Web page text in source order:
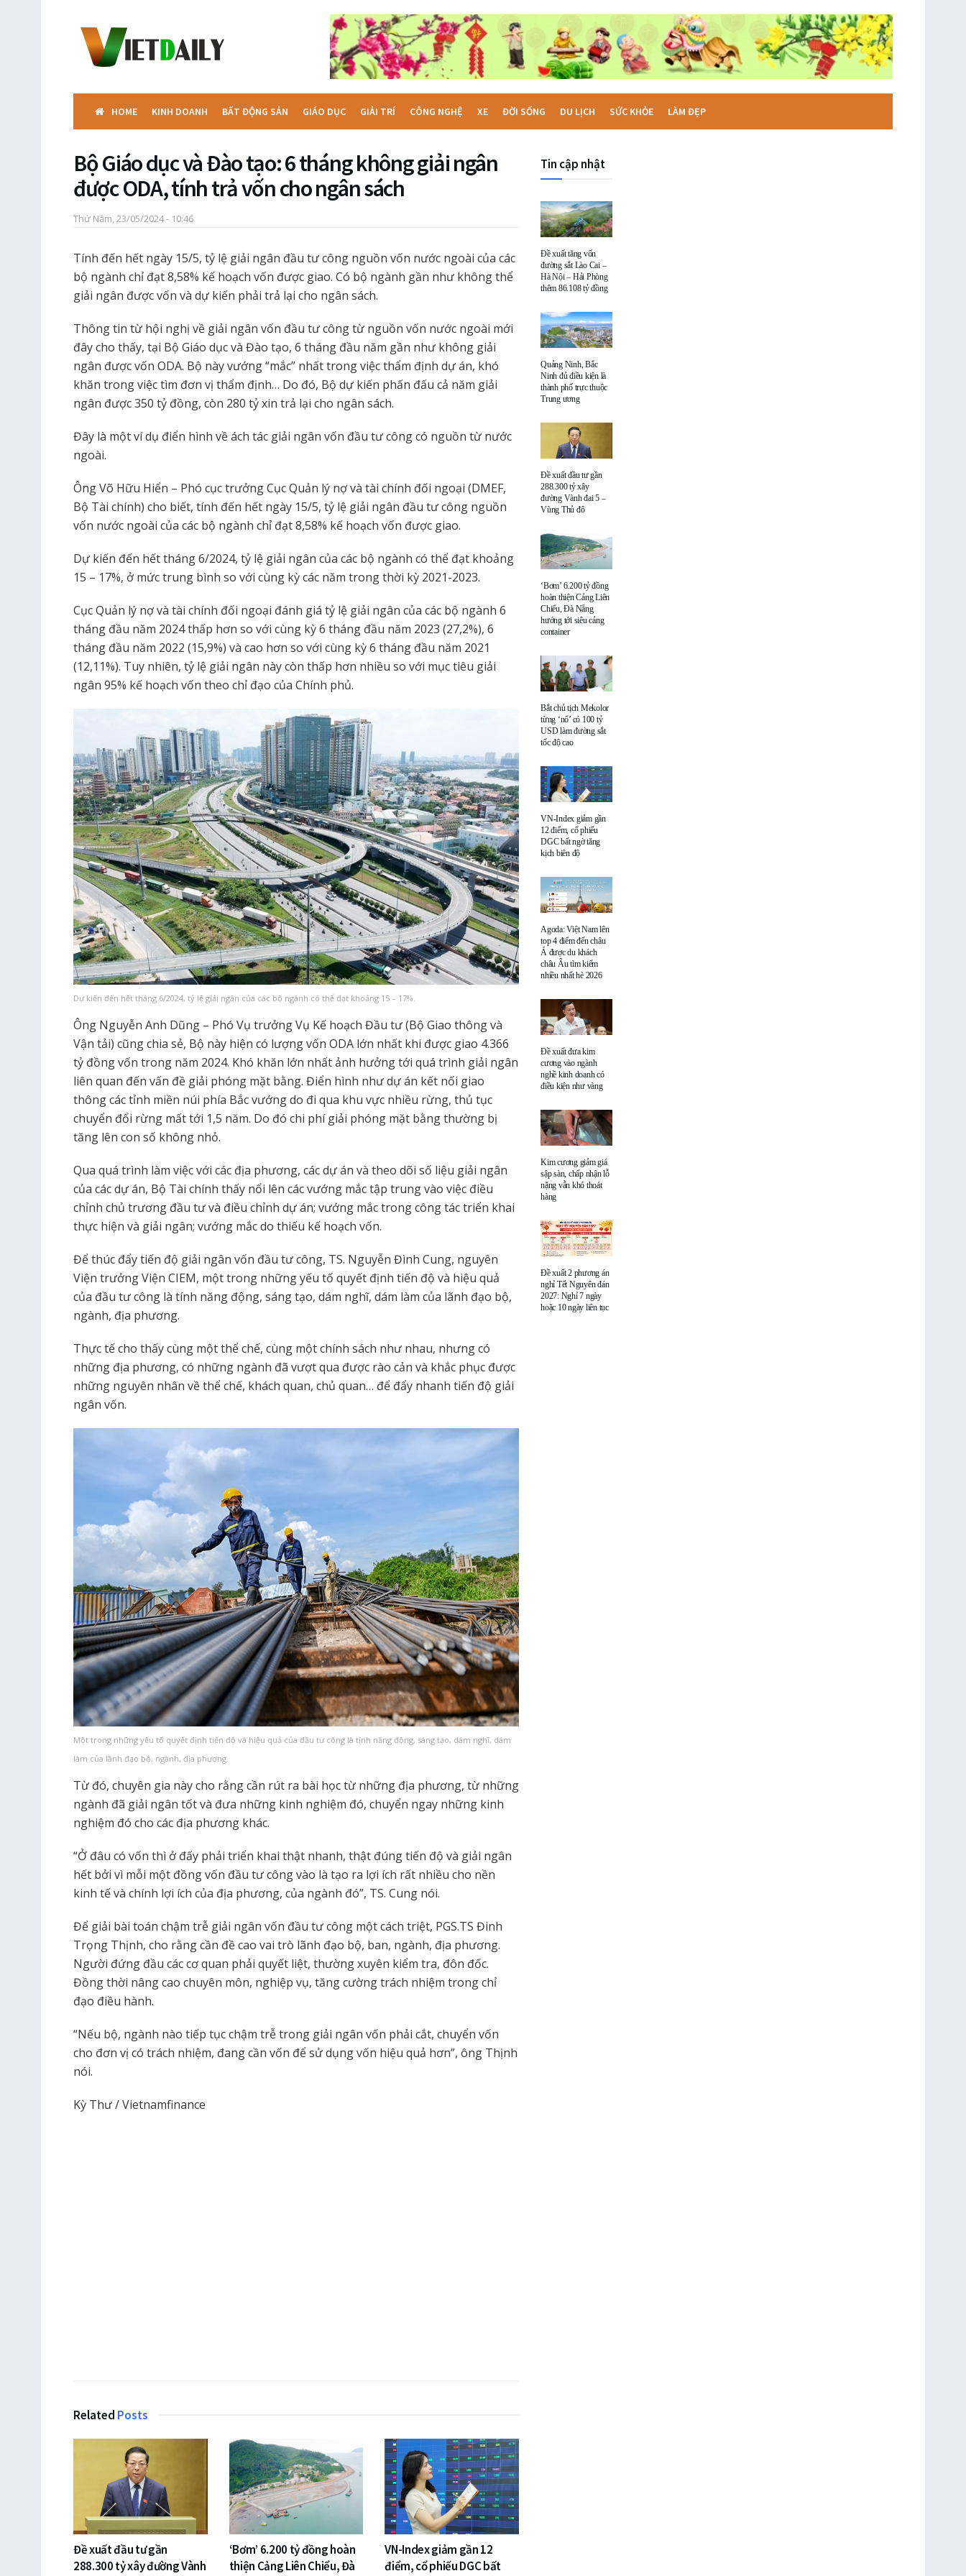
HOME KINH DOANH BẤT ĐỘNG SẢN GIÁO DỤC GIẢI TRÍ CÔNG NGHỆ XE ĐỜI SỐNG DU LỊCH SỨC KHỎE LÀM ĐẸP
Bộ Giáo dục và Đào tạo: 6 tháng không giải ngân
được ODA, tính trả vốn cho ngân sách
Thứ Năm, 23/05/2024 - 10:46
Tính đến hết ngày 15/5, tỷ lệ giải ngân đầu tư công nguồn vốn nước ngoài của các
bộ ngành chỉ đạt 8,58% kế hoạch vốn được giao. Có bộ ngành gần như không thể
giải ngân được vốn và dự kiến phải trả lại cho ngân sách.
Thông tin từ hội nghị về giải ngân vốn đầu tư công từ nguồn vốn nước ngoài mới
đây cho thấy, tại Bộ Giáo dục và Đào tạo, 6 tháng đầu năm gần như không giải
ngân được vốn ODA. Bộ này vướng “mắc” nhất trong việc thẩm định dự án, khó
khăn trong việc tìm đơn vị thẩm định… Do đó, Bộ dự kiến phấn đấu cả năm giải
ngân được 350 tỷ đồng, còn 280 tỷ xin trả lại cho ngân sách.
Đây là một ví dụ điển hình về ách tác giải ngân vốn đầu tư công có nguồn từ nước
ngoài.
Ông Võ Hữu Hiển – Phó cục trưởng Cục Quản lý nợ và tài chính đối ngoại (DMEF,
Bộ Tài chính) cho biết, tính đến hết ngày 15/5, tỷ lệ giải ngân đầu tư công nguồn
vốn nước ngoài của các bộ ngành chỉ đạt 8,58% kế hoạch vốn được giao.
Dự kiến đến hết tháng 6/2024, tỷ lệ giải ngân của các bộ ngành có thể đạt khoảng
15 – 17%, ở mức trung bình so với cùng kỳ các năm trong thời kỳ 2021-2023.
Cục Quản lý nợ và tài chính đối ngoại đánh giá tỷ lệ giải ngân của các bộ ngành 6
tháng đầu năm 2024 thấp hơn so với cùng kỳ 6 tháng đầu năm 2023 (27,2%), 6
tháng đầu năm 2022 (15,9%) và cao hơn so với cùng kỳ 6 tháng đầu năm 2021
(12,11%). Tuy nhiên, tỷ lệ giải ngân này còn thấp hơn nhiều so với mục tiêu giải
ngân 95% kế hoạch vốn theo chỉ đạo của Chính phủ.
Dự kiến đến hết tháng 6/2024, tỷ lệ giải ngân của các bộ ngành có thể đạt khoảng 15 – 17%.
Ông Nguyễn Anh Dũng – Phó Vụ trưởng Vụ Kế hoạch Đầu tư (Bộ Giao thông và
Vận tải) cũng chia sẻ, Bộ này hiện có lượng vốn ODA lớn nhất khi được giao 4.366
tỷ đồng vốn trong năm 2024. Khó khăn lớn nhất ảnh hưởng tới quá trình giải ngân
liên quan đến vấn đề giải phóng mặt bằng. Điển hình như dự án kết nối giao
thông các tỉnh miền núi phía Bắc vướng do đi qua khu vực nhiều rừng, thủ tục
chuyển đổi rừng mất tới 1,5 năm. Do đó chi phí giải phóng mặt bằng thường bị
tăng lên con số không nhỏ.
Qua quá trình làm việc với các địa phương, các dự án và theo dõi số liệu giải ngân
của các dự án, Bộ Tài chính thấy nổi lên các vướng mắc tập trung vào việc điều
chỉnh chủ trương đầu tư và điều chỉnh dự án; vướng mắc trong công tác triển khai
thực hiện và giải ngân; vướng mắc do thiếu kế hoạch vốn.
Để thúc đẩy tiến độ giải ngân vốn đầu tư công, TS. Nguyễn Đình Cung, nguyên
Viện trưởng Viện CIEM, một trong những yếu tố quyết định tiến độ và hiệu quả
của đầu tư công là tính năng động, sáng tạo, dám nghĩ, dám làm của lãnh đạo bộ,
ngành, địa phương.
Thực tế cho thấy cùng một thể chế, cùng một chính sách như nhau, nhưng có
những địa phương, có những ngành đã vượt qua được rào cản và khắc phục được
những nguyên nhân về thể chế, khách quan, chủ quan… để đẩy nhanh tiến độ giải
ngân vốn.
Một trong những yếu tố quyết định tiến độ và hiệu quả của đầu tư công là tính năng động, sáng tạo, dám nghĩ, dám
làm của lãnh đạo bộ, ngành, địa phương.
Từ đó, chuyên gia này cho rằng cần rút ra bài học từ những địa phương, từ những
ngành đã giải ngân tốt và đưa những kinh nghiệm đó, chuyển ngay những kinh
nghiệm đó cho các địa phương khác.
“Ở đâu có vốn thì ở đấy phải triển khai thật nhanh, thật đúng tiến độ và giải ngân
hết bởi vì mỗi một đồng vốn đầu tư công vào là tạo ra lợi ích rất nhiều cho nền
kinh tế và chính lợi ích của địa phương, của ngành đó”, TS. Cung nói.
Để giải bài toán chậm trễ giải ngân vốn đầu tư công một cách triệt, PGS.TS Đinh
Trọng Thịnh, cho rằng cần đề cao vai trò lãnh đạo bộ, ban, ngành, địa phương.
Người đứng đầu các cơ quan phải quyết liệt, thường xuyên kiểm tra, đôn đốc.
Đồng thời nâng cao chuyên môn, nghiệp vụ, tăng cường trách nhiệm trong chỉ
đạo điều hành.
“Nếu bộ, ngành nào tiếp tục chậm trễ trong giải ngân vốn phải cắt, chuyển vốn
cho đơn vị có trách nhiệm, đang cần vốn để sử dụng vốn hiệu quả hơn”, ông Thịnh
nói.
Kỳ Thư / Vietnamfinance
Related Posts
Đề xuất đầu tư gần
288.300 tỷ xây đường Vành
‘Bơm’ 6.200 tỷ đồng hoàn
thiện Cảng Liên Chiểu, Đà
VN-Index giảm gần 12
điểm, cổ phiếu DGC bất
Tin cập nhật
Đề xuất tăng vốn
đường sắt Lào Cai –
Hà Nội – Hải Phòng
thêm 86.108 tỷ đồng
Quảng Ninh, Bắc
Ninh đủ điều kiện là
thành phố trực thuộc
Trung ương
Đề xuất đầu tư gần
288.300 tỷ xây
đường Vành đai 5 –
Vùng Thủ đô
‘Bơm’ 6.200 tỷ đồng
hoàn thiện Cảng Liên
Chiểu, Đà Nẵng
hướng tới siêu cảng
container
Bắt chủ tịch Mekolor
từng ‘nổ’ có 100 tỷ
USD làm đường sắt
tốc độ cao
VN-Index giảm gần
12 điểm, cổ phiếu
DGC bất ngờ tăng
kịch biên độ
Agoda: Việt Nam lên
top 4 điểm đến châu
Á được du khách
châu Âu tìm kiếm
nhiều nhất hè 2026
Đề xuất đưa kim
cương vào ngành
nghề kinh doanh có
điều kiện như vàng
Kim cương giảm giá
sập sàn, chấp nhận lỗ
nặng vẫn khó thoát
hàng
Đề xuất 2 phương án
nghỉ Tết Nguyên đán
2027: Nghỉ 7 ngày
hoặc 10 ngày liên tục